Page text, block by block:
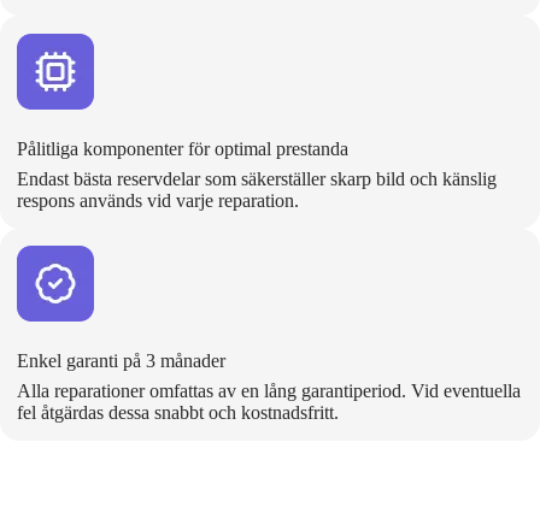
Pålitliga komponenter för optimal prestanda
Endast bästa reservdelar som säkerställer skarp bild och känslig
respons används vid varje reparation.
Enkel garanti på 3 månader
Alla reparationer omfattas av en lång garantiperiod. Vid eventuella
fel åtgärdas dessa snabbt och kostnadsfritt.